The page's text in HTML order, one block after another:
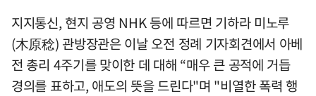
지지통신, 현지 공영 NHK 등에 따르면 기하라 미노루
(木原稔) 관방장관은 이날 오전 정례 기자회견에서 아베
전 총리 4주기를 맞이한 데 대해 “매우 큰 공적에 거듭
경의를 표하고, 애도의 뜻을 드린다"며 "비열한 폭력 행